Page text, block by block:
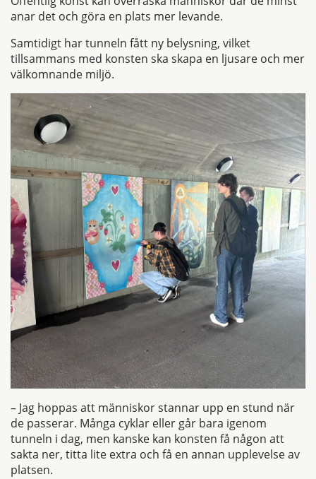
anar det och göra en plats mer levande.
Samtidigt har tunneln fått ny belysning, vilket
tillsammans med konsten ska skapa en ljusare och mer
välkomnande miljö.
– Jag hoppas att människor stannar upp en stund när
de passerar. Många cyklar eller går bara igenom
tunneln i dag, men kanske kan konsten få någon att
sakta ner, titta lite extra och få en annan upplevelse av
platsen.